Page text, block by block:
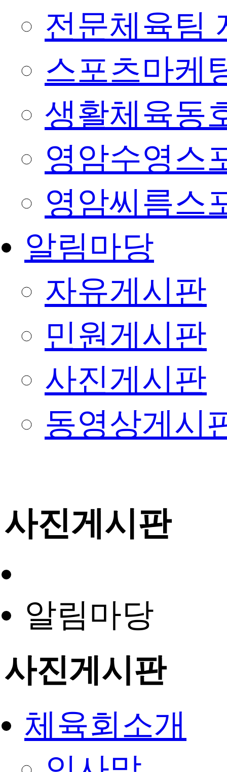
전문체육팀
스포츠마케
생활체육동
영암수영스
영암씨름스
알림마당
자유게시판
민원게시판
사진게시판
동영상게시
사진게시판
알림마당
사진게시판
체육회소개